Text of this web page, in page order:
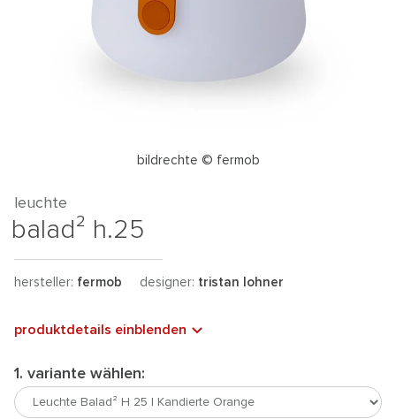
bildrechte © fermob
leuchte
balad² h.25
hersteller: fermob designer: tristan lohner
produktdetails einblenden
1. variante wählen: